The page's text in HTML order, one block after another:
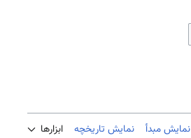
نمایش مبدأ نمایش تاریخچه ابزارها